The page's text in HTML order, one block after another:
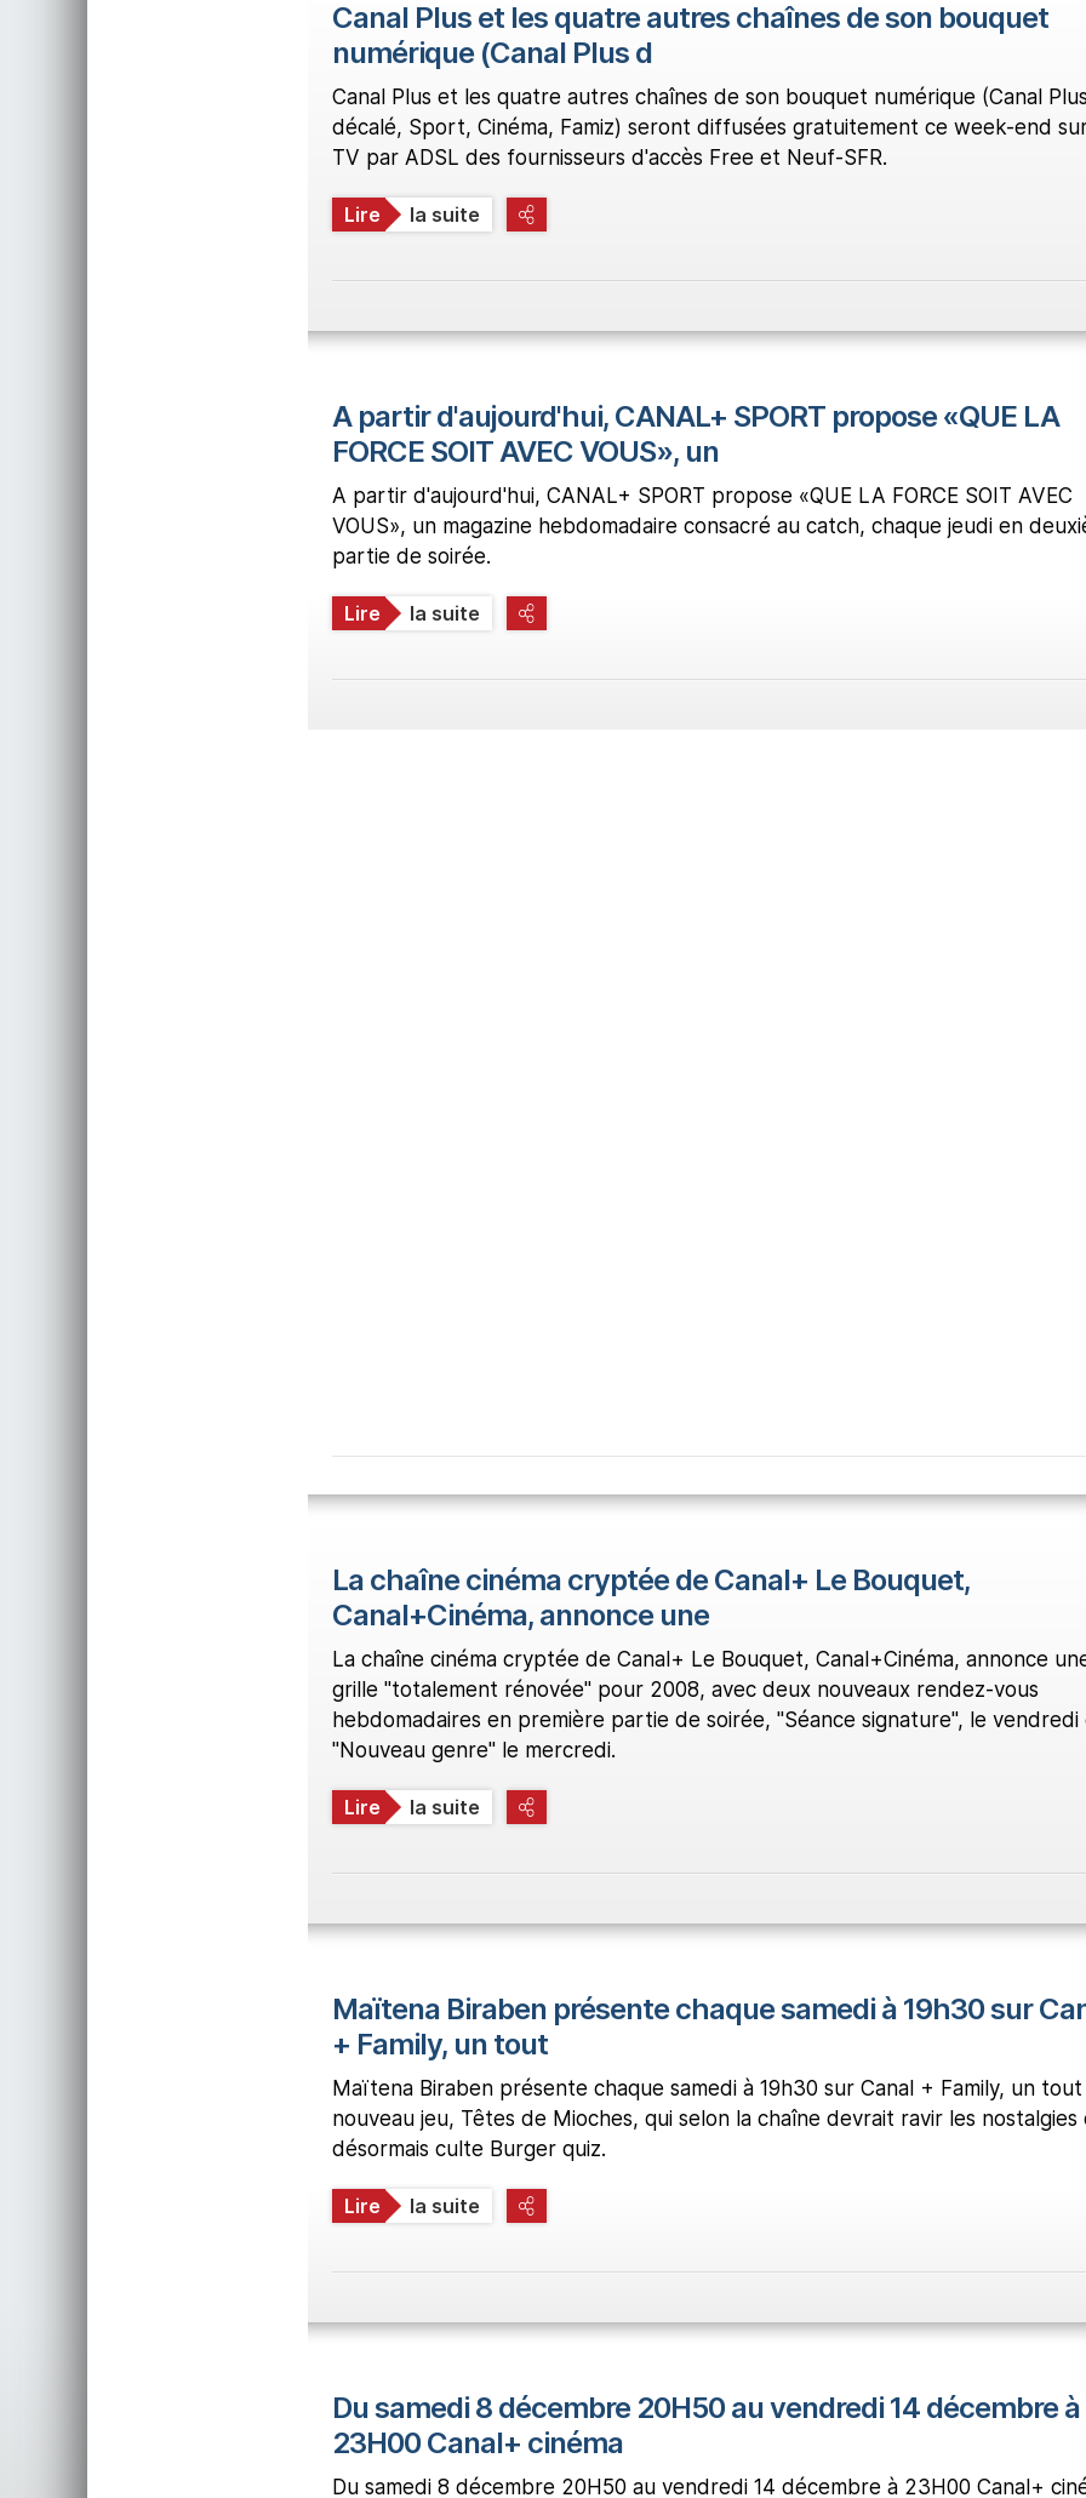
Canal Plus et les quatre autres chaînes de son bouquet
numérique (Canal Plus d
Canal Plus et les quatre autres chaînes de son bouquet numérique (Canal
décalé, Sport, Cinéma, Famiz) seront diffusées gratuitement ce week-end
TV par ADSL des fournisseurs d'accès Free et Neuf-SFR.
Lire la suite
A partir d'aujourd'hui, CANAL+ SPORT propose «QUE LA
FORCE SOIT AVEC VOUS», un
A partir d'aujourd'hui, CANAL+ SPORT propose «QUE LA FORCE SOIT AVEC
VOUS», un magazine hebdomadaire consacré au catch, chaque jeudi en
partie de soirée.
Lire la suite
La chaîne cinéma cryptée de Canal+ Le Bouquet,
Canal+Cinéma, annonce une
La chaîne cinéma cryptée de Canal+ Le Bouquet, Canal+Cinéma, annonce
grille "totalement rénovée" pour 2008, avec deux nouveaux rendez-vous
hebdomadaires en première partie de soirée, "Séance signature", le vendredi
"Nouveau genre" le mercredi.
Lire la suite
Maïtena Biraben présente chaque samedi à 19h30 sur
+ Family, un tout
Maïtena Biraben présente chaque samedi à 19h30 sur Canal + Family, un tout
nouveau jeu, Têtes de Mioches, qui selon la chaîne devrait ravir les nostalgies
désormais culte Burger quiz.
Lire la suite
Du samedi 8 décembre 20H50 au vendredi 14 décembre à
23H00 Canal+ cinéma
Du samedi 8 décembre 20H50 au vendredi 14 décembre à 23H00 Canal+